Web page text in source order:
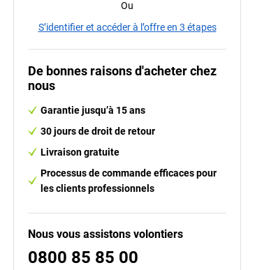
Ou
S’identifier et accéder à l’offre en 3 étapes
De bonnes raisons d'acheter chez
nous
Garantie jusqu’à 15 ans
30 jours de droit de retour
Livraison gratuite
Processus de commande efficaces pour
les clients professionnels
Nous vous assistons volontiers
0800 85 85 00